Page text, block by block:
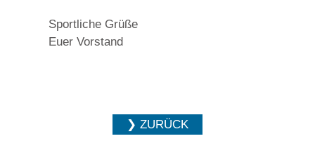
Sportliche Grüße
Euer Vorstand
❯ ZURÜCK